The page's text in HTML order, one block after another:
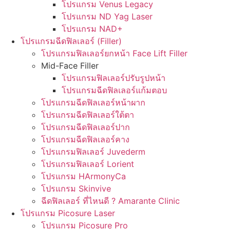
โปรแกรม Venus Legacy
โปรแกรม ND Yag Laser
โปรแกรม NAD+
โปรแกรมฉีดฟิลเลอร์ (Filler)
โปรแกรมฟิลเลอร์ยกหน้า Face Lift Filler
Mid-Face Filler
โปรแกรมฟิลเลอร์ปรับรูปหน้า
โปรแกรมฉีดฟิลเลอร์แก้มตอบ
โปรแกรมฉีดฟิลเลอร์หน้าผาก
โปรแกรมฉีดฟิลเลอร์ใต้ตา
โปรแกรมฉีดฟิลเลอร์ปาก
โปรแกรมฉีดฟิลเลอร์คาง
โปรแกรมฟิลเลอร์ Juvederm
โปรแกรมฟิลเลอร์ Lorient
โปรแกรม HArmonyCa
โปรแกรม Skinvive
ฉีดฟิลเลอร์ ที่ไหนดี ? Amarante Clinic
โปรแกรม Picosure Laser
โปรแกรม Picosure Pro